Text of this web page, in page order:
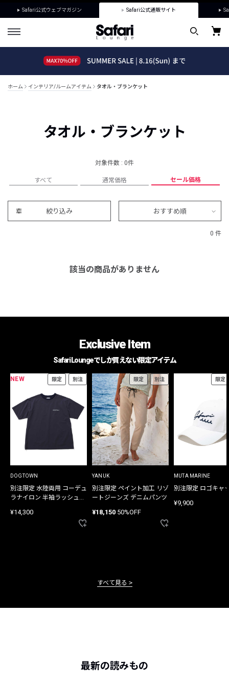
Safari公式ウェブマガジン Safari公式通販サイト
ホーム インテリア/ルームアイテム タオル・ブランケット
タオル・ブランケット
対象件数 : 0件
すべて 通常価格 セール価格
絞り込み おすすめ順
0 件
該当の商品がありません
Exclusive Item
Safari Loungeでしか買えない限定アイテム
NEW 限定 別注
DOGTOWN
別注限定 水陸両用 コーデュ
ラナイロン 半袖ラッシュガ
¥14,300
限定 別注
YANUK
別注限定 ペイント加工 リゾ
ートジーンズ デニムパンツ
¥18,150 50%OFF
限定
MUTA MARINE
別注限定 ロゴキャ
¥9,900
すべて見る
最新の読みもの